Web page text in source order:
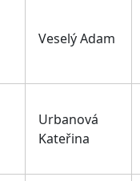
Veselý Adam
Urbanová
Kateřina